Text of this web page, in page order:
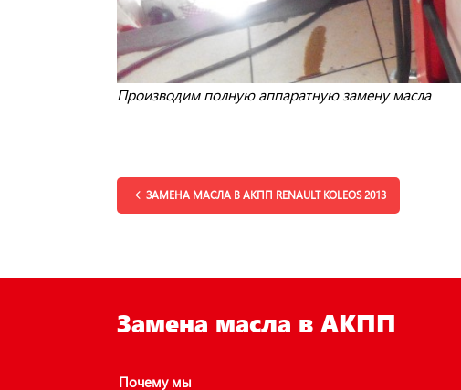
Производим полную аппаратную замену масла
ЗАМЕНА МАСЛА В АКПП RENAULT KOLEOS 2013
Замена масла в АКПП
Почему мы